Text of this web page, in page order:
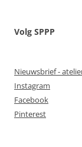
Volg SPPP
Nieuwsbrief -
Instagram
Facebook
Pinterest